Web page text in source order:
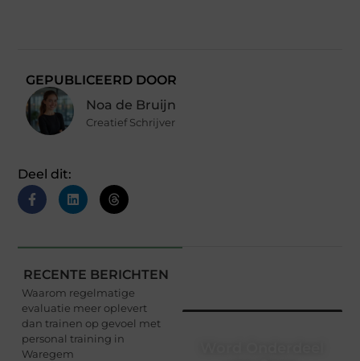
GEPUBLICEERD DOOR
Noa de Bruijn
Creatief Schrijver
Deel dit:
RECENTE BERICHTEN
Waarom regelmatige
evaluatie meer oplevert
dan trainen op gevoel met
personal training in
Waregem